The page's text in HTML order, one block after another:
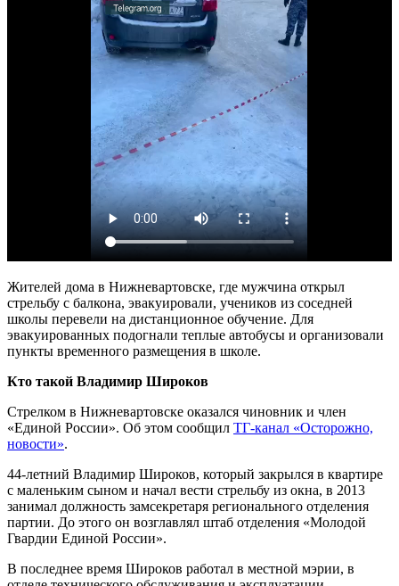
Жителей дома в Нижневартовске, где мужчина открыл
стрельбу с балкона, эвакуировали, учеников из соседней
школы перевели на дистанционное обучение. Для
эвакуированных подогнали теплые автобусы и организовали
пункты временного размещения в школе.
Кто такой Владимир Широков
Стрелком в Нижневартовске оказался чиновник и член
«Единой России». Об этом сообщил ТГ-канал «Осторожно,
новости».
44-летний Владимир Широков, который закрылся в квартире
с маленьким сыном и начал вести стрельбу из окна, в 2013
занимал должность замсекретаря регионального отделения
партии. До этого он возглавлял штаб отделения «Молодой
Гвардии Единой России».
В последнее время Широков работал в местной мэрии, в